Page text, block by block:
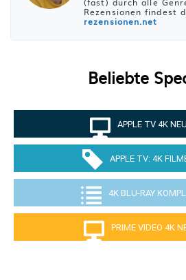
Rezensionen findest
rezensionen.net
Beliebte
APPLE TV 4K
APPLE TV: 4K
4K BLU-RAY
PRIME VIDEO 4K